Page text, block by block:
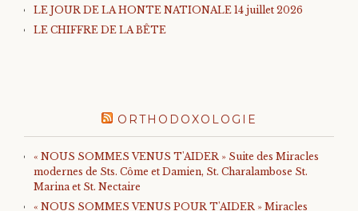
LE JOUR DE LA HONTE NATIONALE 14 juillet 2026
LE CHIFFRE DE LA BÊTE
ORTHODOXOLOGIE
« NOUS SOMMES VENUS T'AIDER » Suite des Miracles
modernes de Sts. Côme et Damien, St. Charalambose St.
Marina et St. Nectaire
« NOUS SOMMES VENUS POUR T'AIDER » Miracles